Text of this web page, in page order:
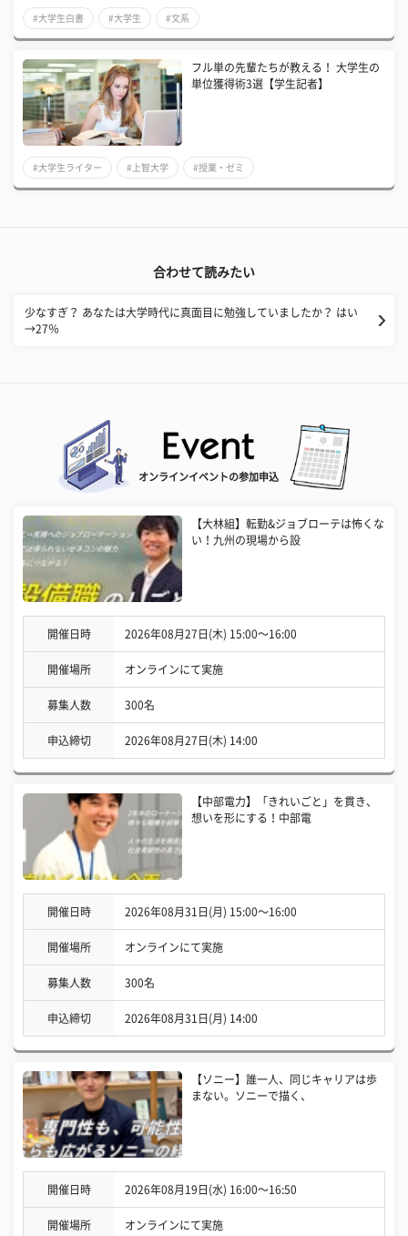
#大学生白書 #大学生 #文系
フル単の先輩たちが教える！ 大学生の
単位獲得術3選【学生記者】
#大学生ライター #上智大学 #授業・ゼミ
合わせて読みたい
少なすぎ？ あなたは大学時代に真面目に勉強していましたか？ はい
→27％
オンラインイベントの参加申込
【大林組】転勤&ジョブローテは怖くな
い！九州の現場から設
開催日時 2026年08月27日(木) 15:00〜16:00
開催場所 オンラインにて実施
募集人数 300名
申込締切 2026年08月27日(木) 14:00
【中部電力】「きれいごと」を貫き、
想いを形にする！中部電
開催日時 2026年08月31日(月) 15:00〜16:00
開催場所 オンラインにて実施
募集人数 300名
申込締切 2026年08月31日(月) 14:00
【ソニー】誰一人、同じキャリアは歩
まない。ソニーで描く、
開催日時 2026年08月19日(水) 16:00〜16:50
開催場所 オンラインにて実施